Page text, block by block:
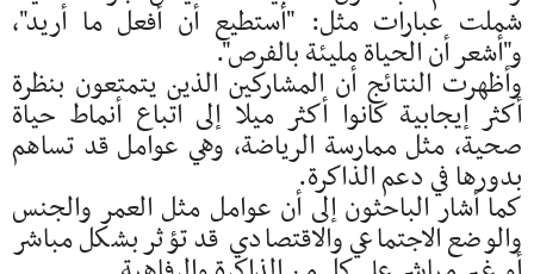
شملت عبارات مثل: "أستطيع أن أفعل ما أريد"،
و"أشعر أن الحياة مليئة بالفرص".
وأظهرت النتائج أن المشاركين الذين يتمتعون بنظرة
أكثر إيجابية كانوا أكثر ميلا إلى اتباع أنماط حياة
صحية، مثل ممارسة الرياضة، وهي عوامل قد تساهم
بدورها في دعم الذاكرة.
كما أشار الباحثون إلى أن عوامل مثل العمر والجنس
والوضع الاجتماعي والاقتصادي قد تؤثر بشكل مباشر